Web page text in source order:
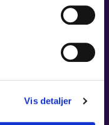
Vis detaljer
-